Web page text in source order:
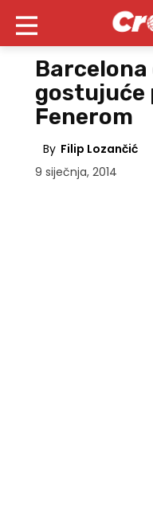
Barcelona
gostujuće
Fenerom
By Filip Lozančić
9 siječnja, 2014